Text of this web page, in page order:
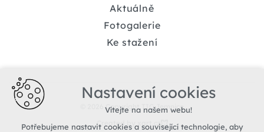
Aktuálně
Fotogalerie
Ke stažení
© 2026 Copyright TIC Jemnice
Created by xart.cz
Nastavení cookies
Vítejte na našem webu!
Potřebujeme nastavit cookies a související technologie, aby